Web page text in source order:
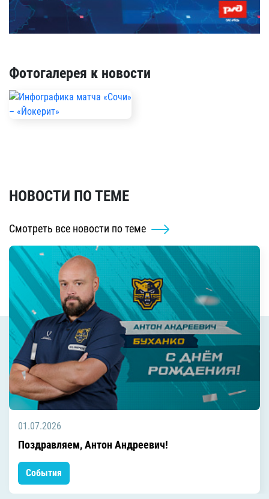
Фотогалерея к новости
НОВОСТИ ПО ТЕМЕ
Смотреть все новости по теме
01.07.2026
Поздравляем, Антон Андреевич!
События